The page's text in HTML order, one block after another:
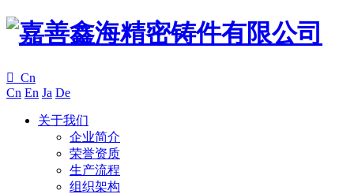
 Cn
Cn En Ja De
关于我们
企业简介
荣誉资质
生产流程
组织架构